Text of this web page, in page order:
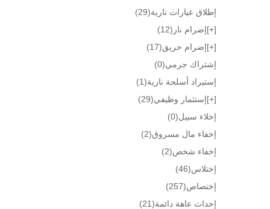
إطلاق عيارات نارية(29)
[+]إضرام نار (12)
[+]إضرام حريق(17)
إشتراك جرمي(0)
إستيراد أسلحة نارية(1)
[+]إستثمار وظيفي(29)
إخلاء سبيل(0)
إخفاء مال مسروق(2)
إخفاء شخص(2)
إختلاس(46)
إختصاص(257)
إحداث عاهة دائمة(21)